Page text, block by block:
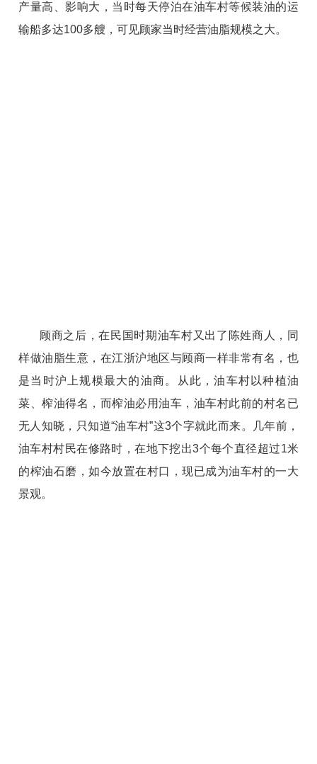
产量高、影响大，当时每天停泊在油车村等候装油的运
输船多达100多艘，可见顾家当时经营油脂规模之大。
顾商之后，在民国时期油车村又出了陈姓商人，同
样做油脂生意，在江浙沪地区与顾商一样非常有名，也
是当时沪上规模最大的油商。从此，油车村以种植油
菜、榨油得名，而榨油必用油车，油车村此前的村名已
无人知晓，只知道“油车村”这3个字就此而来。几年前，
油车村村民在修路时，在地下挖出3个每个直径超过1米
的榨油石磨，如今放置在村口，现已成为油车村的一大
景观。